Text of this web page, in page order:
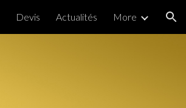
Devis Actualités More